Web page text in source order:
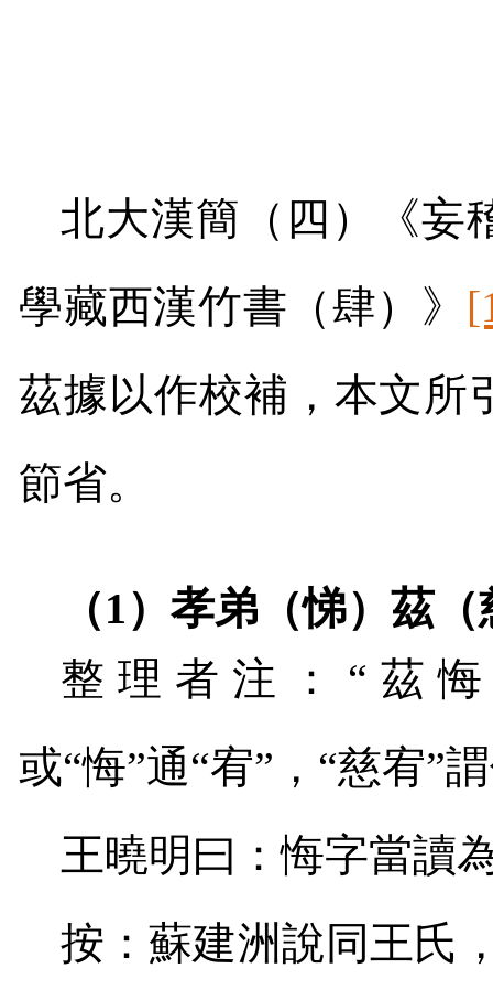
北大漢簡（四）《妄
學藏西漢竹書（肆）》
茲據以作校補，本文所
節省。
（1）孝弟（悌）茲
整理者注：“茲
或“悔”通“宥”，“慈宥”
王曉明曰：悔字當讀
按：蘇建洲說同王氏